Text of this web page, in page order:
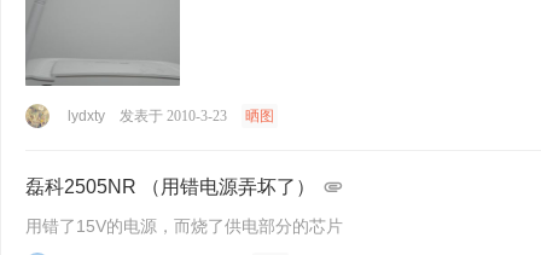
lydxty 发表于 2010-3-23 晒图
磊科2505NR （用错电源弄坏了）
用错了15V的电源，而烧了供电部分的芯片